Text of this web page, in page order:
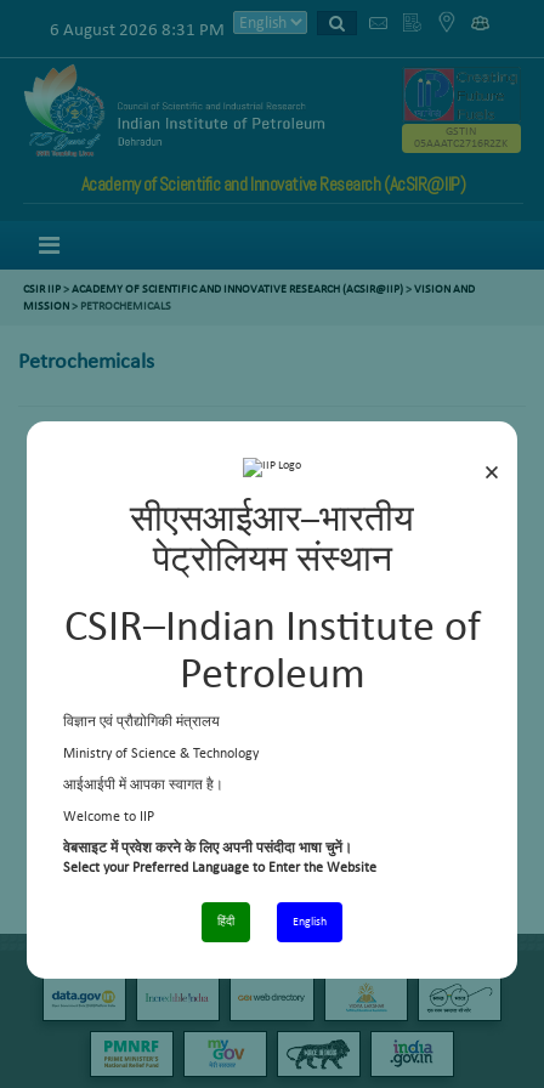
×
सीएसआईआर–भारतीय
पेट्रोलियम संस्थान
CSIR–Indian Institute of
Petroleum
विज्ञान एवं प्रौद्योगिकी मंत्रालय
Ministry of Science & Technology
आईआईपी में आपका स्वागत है।
Welcome to IIP
वेबसाइट में प्रवेश करने के लिए अपनी पसंदीदा भाषा चुनें।
Select your Preferred Language to Enter the Website
हिंदी English
6 August 2026 8:31 PM
Academy of Scientific and Innovative Research (AcSIR@IIP)
GSTIN
05AAATC2716R2ZK
CSIR IIP>ACADEMY OF SCIENTIFIC AND INNOVATIVE RESEARCH (ACSIR@IIP)>VISION AND
MISSION> PETROCHEMICALS
Petrochemicals